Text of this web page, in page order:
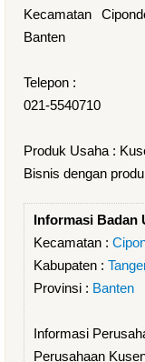
Kecamatan
Banten
Telepon :
021-5540710
Produk Usaha :
Bisnis dengan
Informasi Badan
Kecamatan :
Kabupaten :
Provinsi : Banten
Informasi
Perusahaan